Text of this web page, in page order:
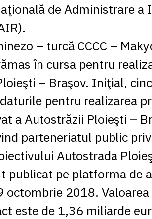
de Administrare
– turcă CCCC –
în cursa pentru
– Braşov. Iniţial,
pentru realizarea
a Autostrăzii Ploieşti –
parteneriatul public
Autostrada
publicat pe platforma de
octombrie 2018.
este de 1,36 miliarde